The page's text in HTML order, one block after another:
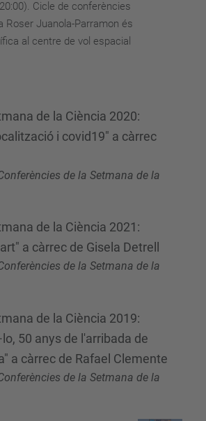
Cicle de conferències
Roser Juanola-Parramon és
al centre de vol espacial
de la Ciència 2020:
i covid19" a càrrec
de la Setmana de la
de la Ciència 2021:
a càrrec de Gisela Detrell
de la Setmana de la
de la Ciència 2019:
50 anys de l'arribada de
a càrrec de Rafael Clemente
de la Setmana de la